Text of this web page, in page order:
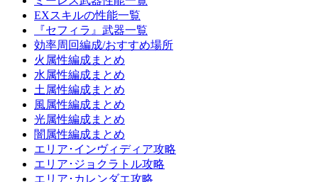
EXスキルの性能一覧
『セフィラ』武器一覧
効率周回編成/おすすめ場所
火属性編成まとめ
水属性編成まとめ
土属性編成まとめ
風属性編成まとめ
光属性編成まとめ
闇属性編成まとめ
エリア･インヴィディア攻略
エリア･ジョクラトル攻略
エリア･カレンダエ攻略